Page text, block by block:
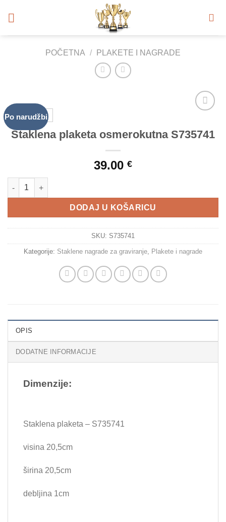
POČETNA / PLAKETE I NAGRADE
Po narudžbi
Wishlist
Staklena plaketa osmerokutna S735741
39.00 €
Staklena plaketa osmerokutna S735741 količina
DODAJ U KOŠARICU
SKU: S735741
Kategorije: Staklene nagrade za graviranje Plakete i nagrade
OPIS
DODATNE INFORMACIJE
Dimenzije:
Staklena plaketa – S735741
visina 20,5cm
širina 20,5cm
debljina 1cm